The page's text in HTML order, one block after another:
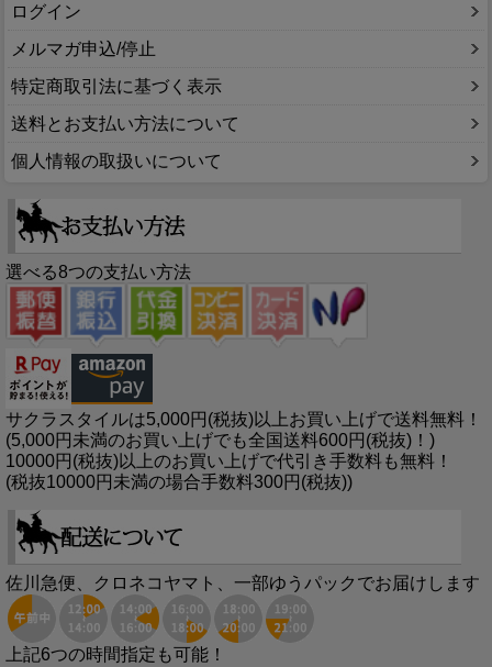
ログイン
メルマガ申込/停止
特定商取引法に基づく表示
送料とお支払い方法について
個人情報の取扱いについて
選べる8つの支払い方法
サクラスタイルは5,000円(税抜)以上お買い上げで送料無料！
(5,000円未満のお買い上げでも全国送料600円(税抜)！)
10000円(税抜)以上のお買い上げで代引き手数料も無料！
(税抜10000円未満の場合手数料300円(税抜))
佐川急便、クロネコヤマト、一部ゆうパックでお届けします
上記6つの時間指定も可能！